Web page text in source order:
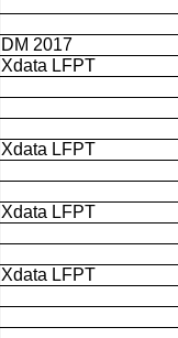
DM 2017
Xdata LFPT
Xdata LFPT
Xdata LFPT
Xdata LFPT